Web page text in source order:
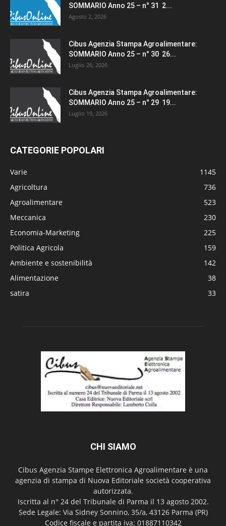
SOMMARIO Anno 25 – n° 31 2...
Agosto 2, 2026
Cibus Agenzia Stampa Agroalimentare:
SOMMARIO Anno 25 – n° 30 26...
Luglio 26, 2026
Cibus Agenzia Stampa Agroalimentare:
SOMMARIO Anno 25 – n° 29 19...
Luglio 19, 2026
CATEGORIE POPOLARI
Varie
1145
Agricoltura
736
Agroalimentare
523
Meccanica
230
Economia-Marketing
225
Politica Agricola
159
Ambiente e sostenibilità
142
Alimentazione
38
satira
33
CHI SIAMO
Cibus Agenzia Stampe Elettronica Agroalimentare è una
agenzia di stampa di Nuova Editoriale società cooperativa
autorizzata.
Iscritta al n° 24 del Tribunale di Parma il 13 agosto 2002.
Sede Legale: Via Sidney Sonnino, 35/a, 43126 Parma (PR)
Codice fiscale e partita iva: 01887110342